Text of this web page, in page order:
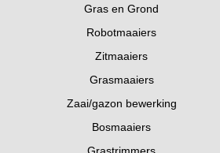
Gras en Grond
Robotmaaiers
Zitmaaiers
Grasmaaiers
Zaai/gazon bewerking
Bosmaaiers